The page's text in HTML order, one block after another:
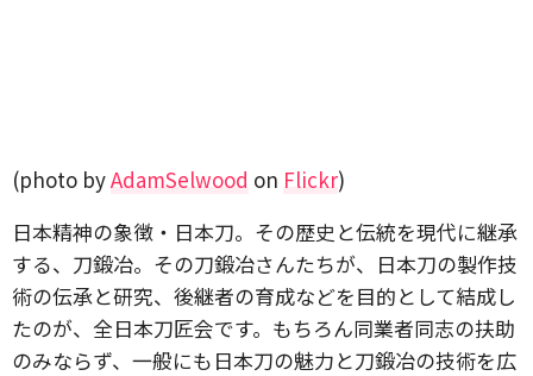
(photo byAdamSelwood on Flickr)
日本精神の象徴・日本刀。その歴史と伝統を現代に継承
する、刀鍛冶。その刀鍛冶さんたちが、日本刀の製作技
術の伝承と研究、後継者の育成などを目的として結成し
たのが、全日本刀匠会です。もちろん同業者同志の扶助
のみならず、一般にも日本刀の魅力と刀鍛冶の技術を広